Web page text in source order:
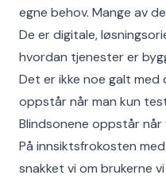
egne behov. Mange av
De er digitale,
hvordan tjenester er
Det er ikke noe galt med
oppstår når man kun
Blindsonene oppstår
På innsiktsfrokosten
snakket vi om brukerne